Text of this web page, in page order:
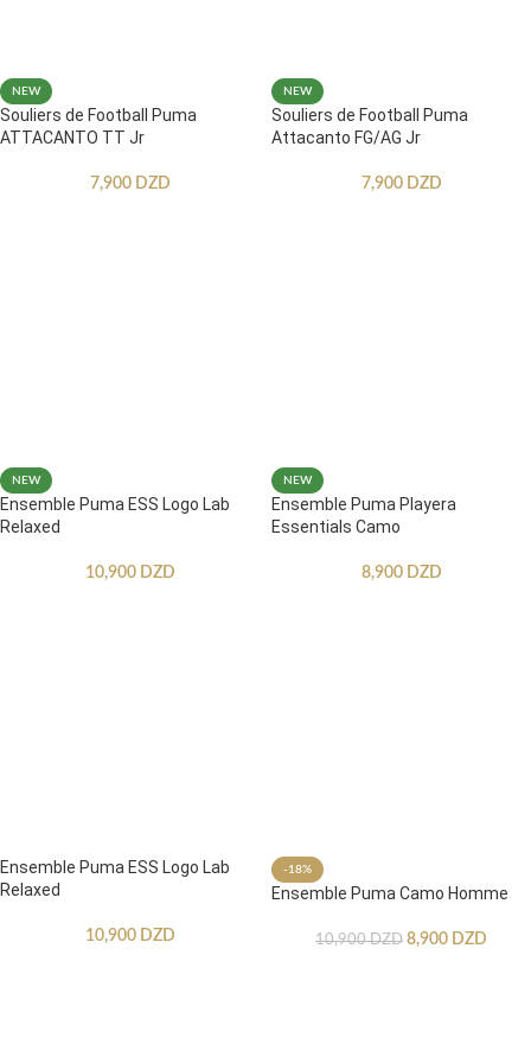
NEW
Souliers de Football Puma
ATTACANTO TT Jr
7,900 DZD
NEW
Souliers de Football Puma
Attacanto FG/AG Jr
7,900 DZD
NEW
Ensemble Puma ESS Logo Lab
Relaxed
10,900 DZD
NEW
Ensemble Puma Playera
Essentials Camo
8,900 DZD
Ensemble Puma ESS Logo Lab
Relaxed
10,900 DZD
-18%
Ensemble Puma Camo Homme
10,900DZD 8,900 DZD